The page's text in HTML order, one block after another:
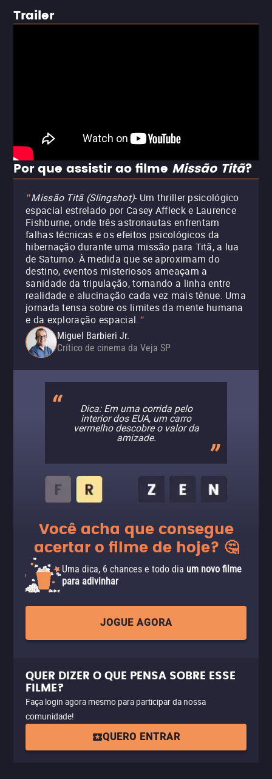
Trailer
Por que assistir ao filme Missão Titã?
"Missão Titã (Slingshot)- Um thriller psicológico
espacial estrelado por Casey Affleck e Laurence
Fishburne, onde três astronautas enfrentam
falhas técnicas e os efeitos psicológicos da
hibernação durante uma missão para Titã, a lua
de Saturno. À medida que se aproximam do
destino, eventos misteriosos ameaçam a
sanidade da tripulação, tornando a linha entre
realidade e alucinação cada vez mais tênue. Uma
jornada tensa sobre os limites da mente humana
e da exploração espacial. "
Miguel Barbieri Jr.
Crítico de cinema da Veja SP
Dica: Em uma corrida pelo
interior dos EUA, um carro
vermelho descobre o valor da
amizade.
Você acha que consegue
acertar o filme de hoje? 🤔
Uma dica, 6 chances e todo dia um novo filme
para adivinhar
JOGUE AGORA
QUER DIZER O QUE PENSA SOBRE ESSE
FILME?
Faça login agora mesmo para participar da nossa
comunidade!
QUERO ENTRAR